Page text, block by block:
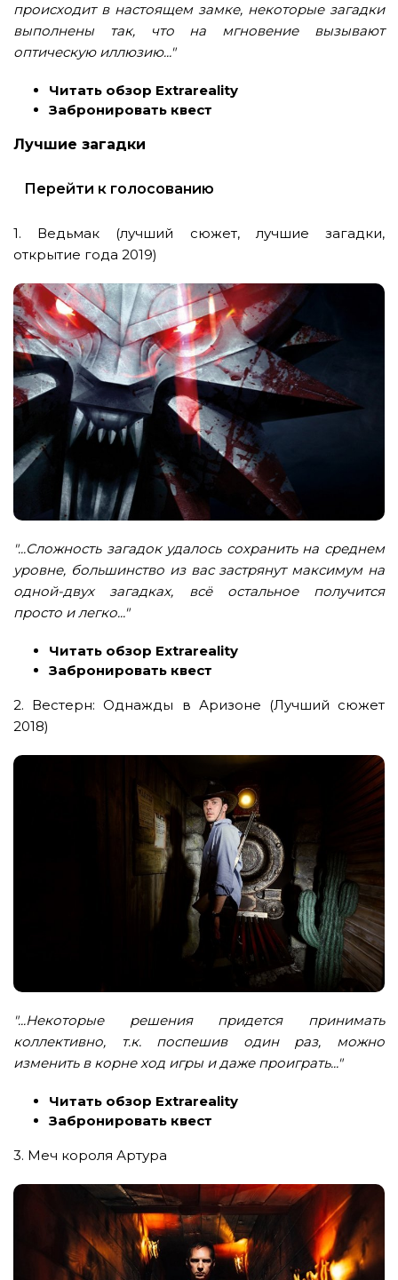
происходит в настоящем замке, некоторые загадки
выполнены так, что на мгновение вызывают
оптическую иллюзию..."
Читать обзор Extrareality
Забронировать квест
Лучшие загадки
Перейти к голосованию
1. Ведьмак (лучший сюжет, лучшие загадки,
открытие года 2019)
"...Сложность загадок удалось сохранить на среднем
уровне, большинство из вас застрянут максимум на
одной-двух загадках, всё остальное получится
просто и легко..."
Читать обзор Extrareality
Забронировать квест
2. Вестерн: Однажды в Аризоне (Лучший сюжет
2018)
"...Некоторые решения придется принимать
коллективно, т.к. поспешив один раз, можно
изменить в корне ход игры и даже проиграть..."
Читать обзор Extrareality
Забронировать квест
3. Меч короля Артура